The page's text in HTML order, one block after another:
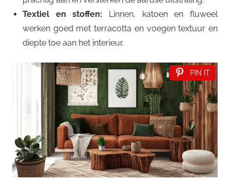
Textiel en stoffen: Linnen, katoen en fluweel
werken goed met terracotta en voegen textuur en
diepte toe aan het interieur.
PIN IT